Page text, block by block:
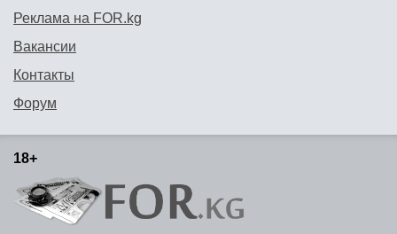
Реклама на FOR.kg
Вакансии
Контакты
Форум
18+